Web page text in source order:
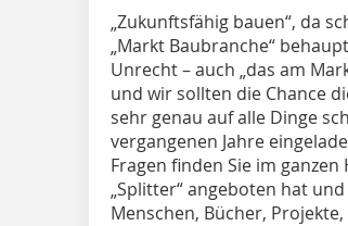
„Zukunftsfähig bauen“, da
„Markt Baubranche“
Unrecht – auch „das am
und wir sollten die Chance
sehr genau auf alle Dinge
vergangenen Jahre
Fragen finden Sie im
„Splitter“ angeboten hat
Menschen, Bücher,